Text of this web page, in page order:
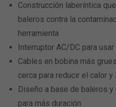
Construcción laberíntica
baleros contra la
herramienta
Interruptor AC/DC para
Cables en bobina más
cerca para reducir el calor
Diseño a base de baleros
para más duración